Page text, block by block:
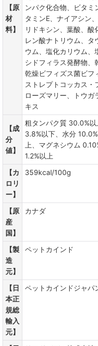
【原
材
料】
ンパク化合物、ビタ
タミンE、ナイアシン
リドキシン、葉酸、
レン酸ナトリウム、タ
ウム、塩化カリウム、
シドフィラス発酵物、
乾燥ビフィズス菌ビフ
ストレプトコッカス・
ローズマリー、トウガ
キス
【成
分
値】
粗タンパク質 30.0%
3.8%以下、水分
上、マグネシウム
1.2%以上
【カ
ロリ
ー】
359kcal/100g
【原
産
国】
カナダ
【製
造
元】
ペットカインド
【日
本正
規総
輸入
元】
ペットカインドジャパ